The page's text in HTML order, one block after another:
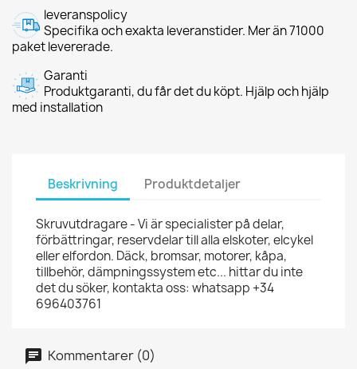
leveranspolicy
Specifika och exakta leveranstider. Mer än 71000
paket levererade.
Garanti
Produktgaranti, du får det du köpt. Hjälp och hjälp
med installation
Beskrivning Produktdetaljer
Skruvutdragare - Vi är specialister på delar,
förbättringar, reservdelar till alla elskoter, elcykel
eller elfordon. Däck, bromsar, motorer, kåpa,
tillbehör, dämpningssystem etc... hittar du inte
det du söker, kontakta oss: whatsapp +34
696403761
Kommentarer (0)